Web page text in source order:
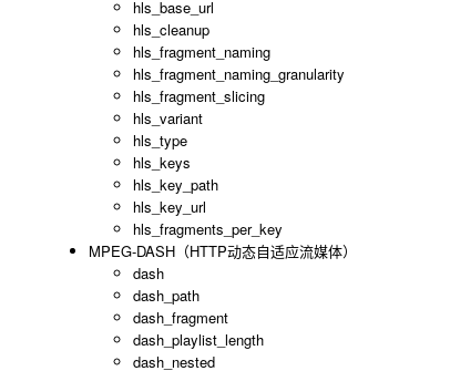
hls_base_url
hls_cleanup
hls_fragment_naming
hls_fragment_naming_granularity
hls_fragment_slicing
hls_variant
hls_type
hls_keys
hls_key_path
hls_key_url
hls_fragments_per_key
MPEG-DASH（HTTP动态自适应流媒体）
dash
dash_path
dash_fragment
dash_playlist_length
dash_nested